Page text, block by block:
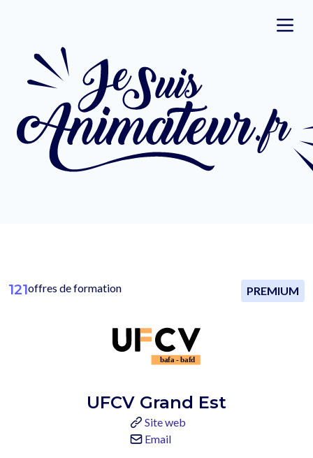
121offres de formation PREMIUM
UFCV Grand Est
Site web
Email